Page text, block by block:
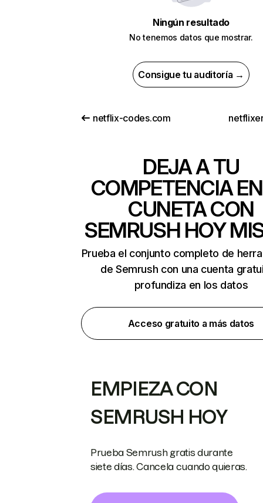
Ningún resultado
No tenemos datos que mostrar.
Consigue tu auditoría →
netflix-codes.com
DEJA A TU
COMPETENCIA
CUNETA CON
SEMRUSH HOY
Prueba el conjunto completo de
de Semrush con una cuenta
profundiza en los datos
Acceso gratuito a más datos
EMPIEZA CON
SEMRUSH HOY
Prueba Semrush gratis durante
siete días. Cancela cuando quieras.